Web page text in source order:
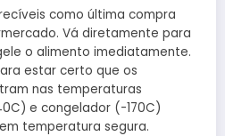
como última compra
Vá diretamente para
o alimento imediatamente.
estar certo que os
nas temperaturas
e congelador (-170C)
temperatura segura.